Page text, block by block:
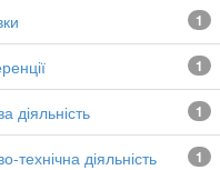
1
1
1
діяльність
1
технічна діяльність